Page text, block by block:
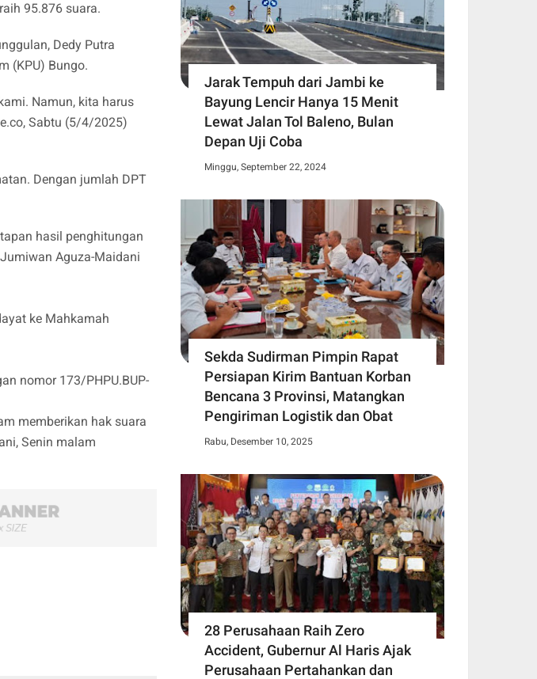
95.876 suara.
Dedy Putra
(KPU) Bungo.
Namun, kita harus
Sabtu (5/4/2025)
Dengan jumlah DPT
hasil penghitungan
Aguza-Maidani
ke Mahkamah
nomor 173/PHPU.BUP-
memberikan hak suara
Senin malam
Jarak Tempuh dari Jambi ke
Bayung Lencir Hanya 15 Menit
Lewat Jalan Tol Baleno, Bulan
Depan Uji Coba
Minggu, September 22, 2024
Sekda Sudirman Pimpin Rapat
Persiapan Kirim Bantuan Korban
Bencana 3 Provinsi, Matangkan
Pengiriman Logistik dan Obat
Rabu, Desember 10, 2025
28 Perusahaan Raih Zero
Accident, Gubernur Al Haris Ajak
Perusahaan Pertahankan dan